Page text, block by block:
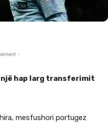
-
një hap larg transferimit
mesfushori portugez